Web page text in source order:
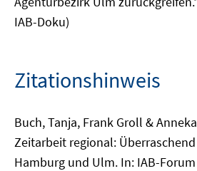
IAB-Doku)
Zitationshinweis
Buch, Tanja, Frank Groll &
Zeitarbeit regional:
Hamburg und Ulm. In: IAB-Forum